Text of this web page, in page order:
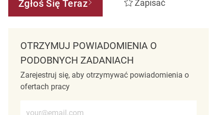
Zgłoś Się Teraz Zapisać
OTRZYMUJ POWIADOMIENIA O
PODOBNYCH ZADANIACH
Zarejestruj się, aby otrzymywać powiadomienia o
ofertach pracy